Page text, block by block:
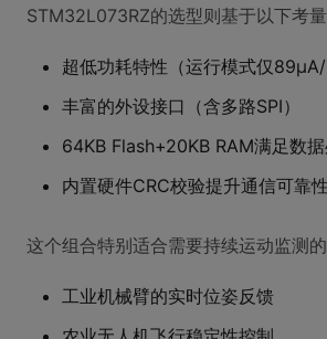
STM32L073RZ的选型则基于以下考量
超低功耗特性（运行模式仅89μA/
丰富的外设接口（含多路SPI）
64KB Flash+20KB RAM满足数
内置硬件CRC校验提升通信可靠性
这个组合特别适合需要持续运动监测
工业机械臂的实时位姿反馈